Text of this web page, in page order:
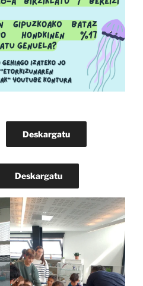
Deskargatu
Deskargatu